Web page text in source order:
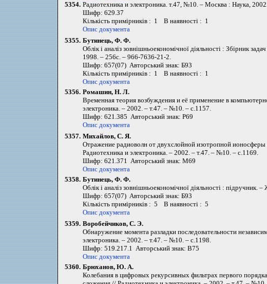
5354. Радиотехника и электроника. т.47, №10. – Москва : Наука,
Шифр: 629.37
Кількість примірників : 1 В наявності : 1
Опис документа
5355. Бутинець, Ф. Ф.
Облік і аналіз зовнішньоекономічної діяльності : Збірник
1998. – 256с. – 966-7636-21-2.
Шифр: 657(07) Авторський знак: Б93
Кількість примірників : 1 В наявності : 1
Опис документа
5356. Ромашин, Н. Л.
Временная теория возбуждения и её применение в
электроника. – 2002. – т.47. – №10. – с.1157.
Шифр: 621.385 Авторський знак: Р69
Опис документа
5357. Михайлов, С. Я.
Отражение радиоволн от двухслойной изотропной ионосферы
Радиотехника и электроника. – 2002. – т.47. – №10. – с.1169.
Шифр: 621.371 Авторський знак: М69
Опис документа
5358. Бутинець, Ф. Ф.
Облік і аналіз зовнішньоекономічної діяльності :
Шифр: 657(07) Авторський знак: Б93
Кількість примірників : 5 В наявності : 5
Опис документа
5359. Воробейчиков, С. Э.
Обнаружение момента разладки последовательности
электроника. – 2002. – т.47. – №10. – с.1198.
Шифр: 519.217.1 Авторський знак: В75
Опис документа
5360. Брюханов, Ю. А.
Колебания в цифровых рекурсивных фильтрах первого